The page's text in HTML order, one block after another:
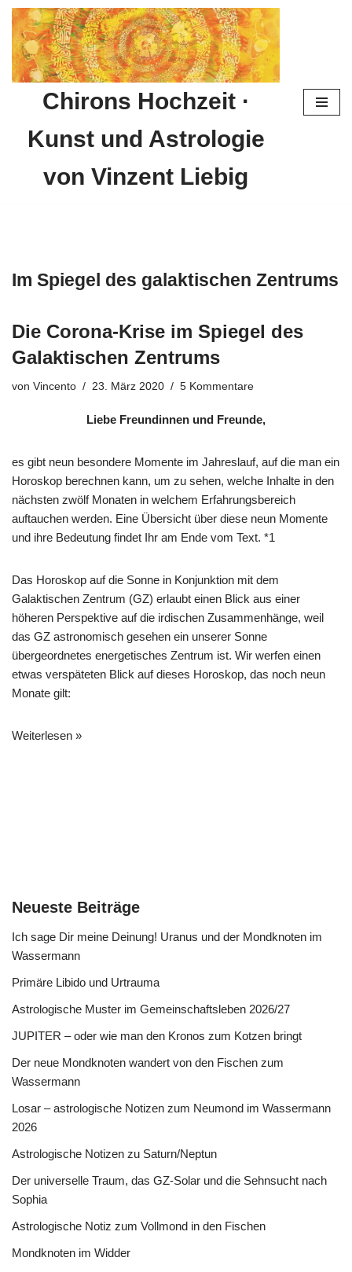
Zum
Inhalt
springen
Chirons Hochzeit ·
Kunst und Astrologie
von Vinzent Liebig
Im Spiegel des galaktischen Zentrums
Die Corona-Krise im Spiegel des
Galaktischen Zentrums
von Vincento 23. März 2020 5 Kommentare
Liebe Freundinnen und Freunde,
es gibt neun besondere Momente im Jahreslauf, auf die man ein
Horoskop berechnen kann, um zu sehen, welche Inhalte in den
nächsten zwölf Monaten in welchem Erfahrungsbereich
auftauchen werden. Eine Übersicht über diese neun Momente
und ihre Bedeutung findet Ihr am Ende vom Text. *1
Das Horoskop auf die Sonne in Konjunktion mit dem
Galaktischen Zentrum (GZ) erlaubt einen Blick aus einer
höheren Perspektive auf die irdischen Zusammenhänge, weil
das GZ astronomisch gesehen ein unserer Sonne
übergeordnetes energetisches Zentrum ist. Wir werfen einen
etwas verspäteten Blick auf dieses Horoskop, das noch neun
Monate gilt:
Weiterlesen »
Neueste Beiträge
Ich sage Dir meine Deinung! Uranus und der Mondknoten im
Wassermann
Primäre Libido und Urtrauma
Astrologische Muster im Gemeinschaftsleben 2026/27
JUPITER – oder wie man den Kronos zum Kotzen bringt
Der neue Mondknoten wandert von den Fischen zum
Wassermann
Losar – astrologische Notizen zum Neumond im Wassermann
2026
Astrologische Notizen zu Saturn/Neptun
Der universelle Traum, das GZ-Solar und die Sehnsucht nach
Sophia
Astrologische Notiz zum Vollmond in den Fischen
Mondknoten im Widder